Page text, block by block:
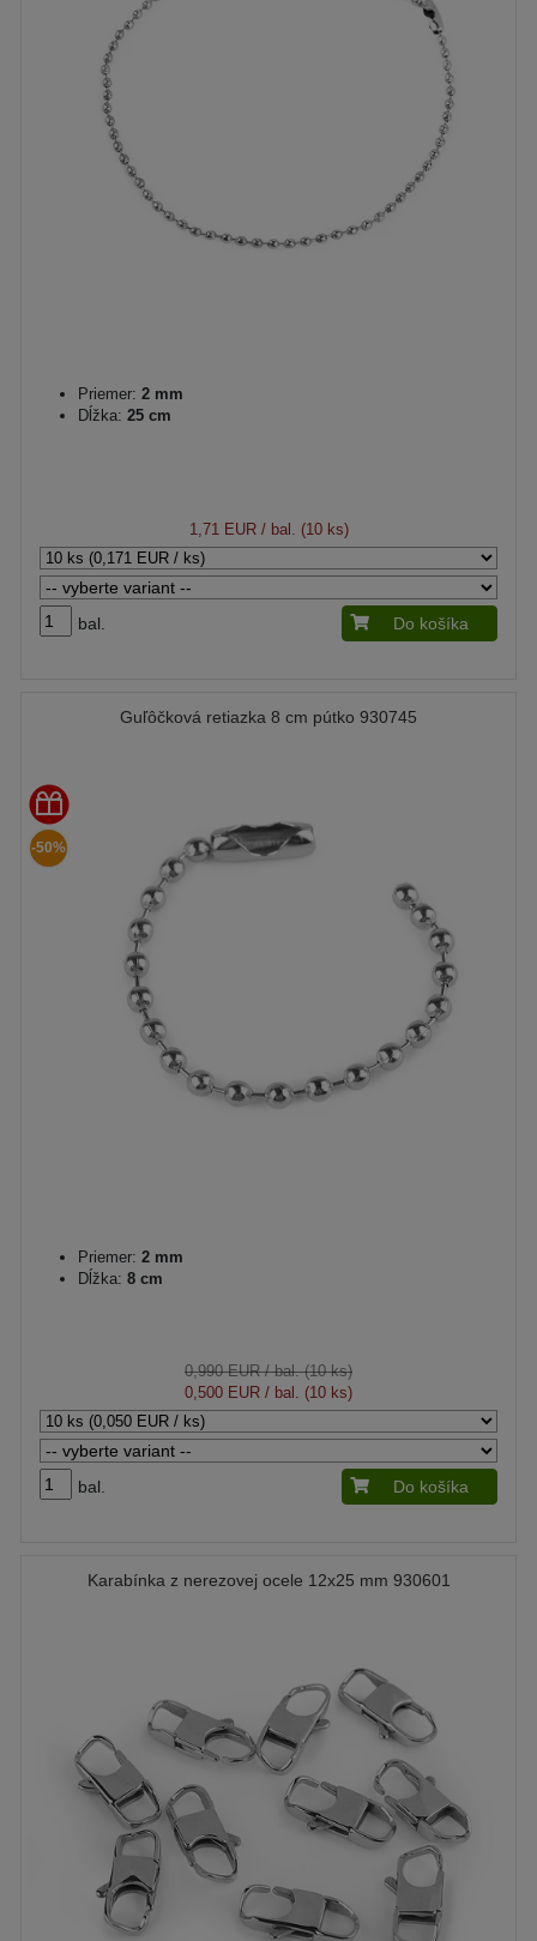
Priemer: 2 mm
Dĺžka: 25 cm
1,71 EUR/ bal. (10 ks)
bal. Do košíka
Guľôčková retiazka 8 cm pútko 930745
-50%
Priemer: 2 mm
Dĺžka: 8 cm
0,990 EUR/ bal. (10 ks)
0,500 EUR / bal. (10 ks)
bal. Do košíka
Karabínka z nerezovej ocele 12x25 mm 930601